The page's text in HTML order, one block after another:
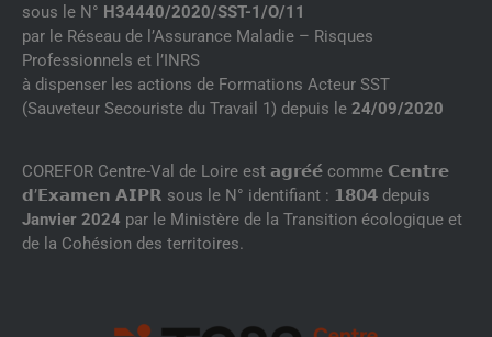
sous le N° H34440/2020/SST-1/O/11
par le Réseau de l’Assurance Maladie – Risques
Professionnels et l’INRS
à dispenser les actions de Formations Acteur SST
(Sauveteur Secouriste du Travail 1) depuis le 24/09/2020
COREFOR Centre-Val de Loire est 𝗮𝗴𝗿𝗲́𝗲́ comme 𝗖𝗲𝗻𝘁𝗿𝗲
𝗱’𝗘𝘅𝗮𝗺𝗲𝗻 𝗔𝗜𝗣𝗥 sous le N° identifiant : 𝟭𝟴𝟬𝟰 depuis
Janvier 2024 par le Ministère de la Transition écologique et
de la Cohésion des territoires.